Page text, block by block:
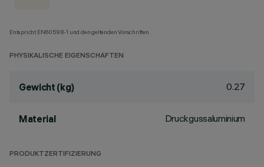
Entspricht EN60598-1 und den geltenden Vorschriften.
PHYSIKALISCHE EIGENSCHAFTEN
Gewicht (kg) 0.27
Material Druckgussaluminium
PRODUKTZERTIFIZIERUNG